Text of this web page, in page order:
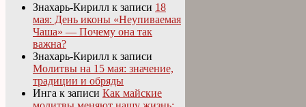
Знахарь-Кирилл к записи 18
мая: День иконы «Неупиваемая
Чаша» — Почему она так
важна?
Знахарь-Кирилл к записи
Молитвы на 15 мая: значение,
традиции и обряды
Инга к записи Как майские